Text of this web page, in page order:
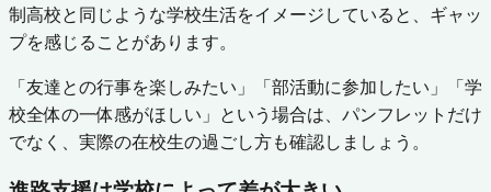
制高校と同じような学校生活をイメージしていると、ギャッ
プを感じることがあります。
「友達との行事を楽しみたい」「部活動に参加したい」「学
校全体の一体感がほしい」という場合は、パンフレットだけ
でなく、実際の在校生の過ごし方も確認しましょう。